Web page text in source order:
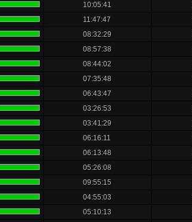
10:05:41
11:47:47
08:32:29
08:57:38
08:44:02
07:35:48
06:43:47
03:26:53
03:41:29
06:16:11
06:13:48
05:26:08
09:55:15
04:55:03
05:10:13